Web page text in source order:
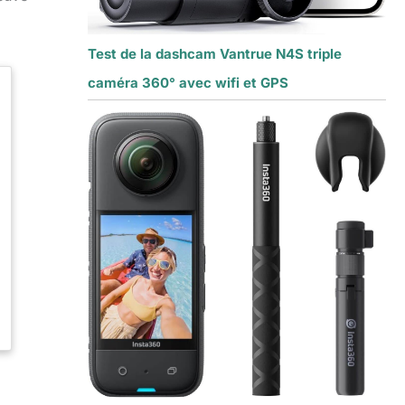
Test de la dashcam Vantrue N4S triple
caméra 360° avec wifi et GPS